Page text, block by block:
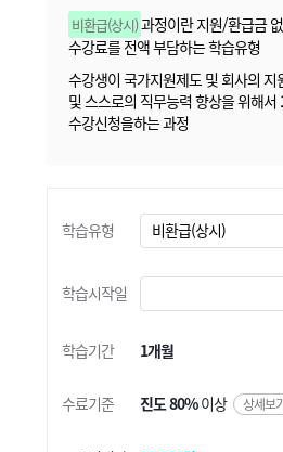
비환급(상시)과정이란 지원/환급금
수강료를 전액 부담하는 학습유형
수강생이 국가지원제도 및 회사의 지
및 스스로의 직무능력 향상을 위해서
수강신청을하는 과정
학습유형
학습시작일
학습기간 1개월
수료기준 진도 80%이상 상세보